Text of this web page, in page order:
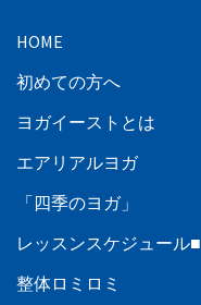
HOME
初めての方へ
ヨガイーストとは
エアリアルヨガ
「四季のヨガ」
レッスンスケジュール■
整体ロミロミ